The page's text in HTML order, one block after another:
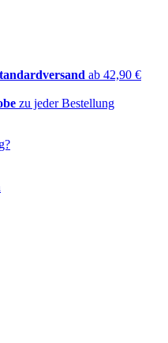
ab 42,90 €
zu jeder Bestellung